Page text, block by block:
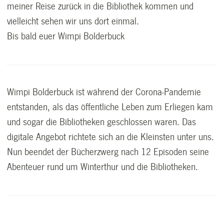
meiner Reise zurück in die Bibliothek kommen und
vielleicht sehen wir uns dort einmal.
Bis bald euer Wimpi Bolderbuck
Wimpi Bolderbuck ist während der Corona-Pandemie
entstanden, als das öffentliche Leben zum Erliegen kam
und sogar die Bibliotheken geschlossen waren. Das
digitale Angebot richtete sich an die Kleinsten unter uns.
Nun beendet der Bücherzwerg nach 12 Episoden seine
Abenteuer rund um Winterthur und die Bibliotheken.